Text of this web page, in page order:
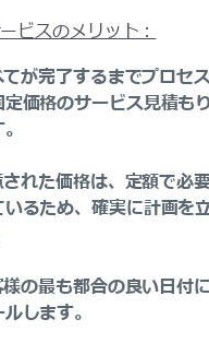
ビスのメリット：
が完了するまでプロセ
価格のサービス見積も
れた価格は、定額で必
いるため、確実に計画を
の最も都合の良い日付
します。